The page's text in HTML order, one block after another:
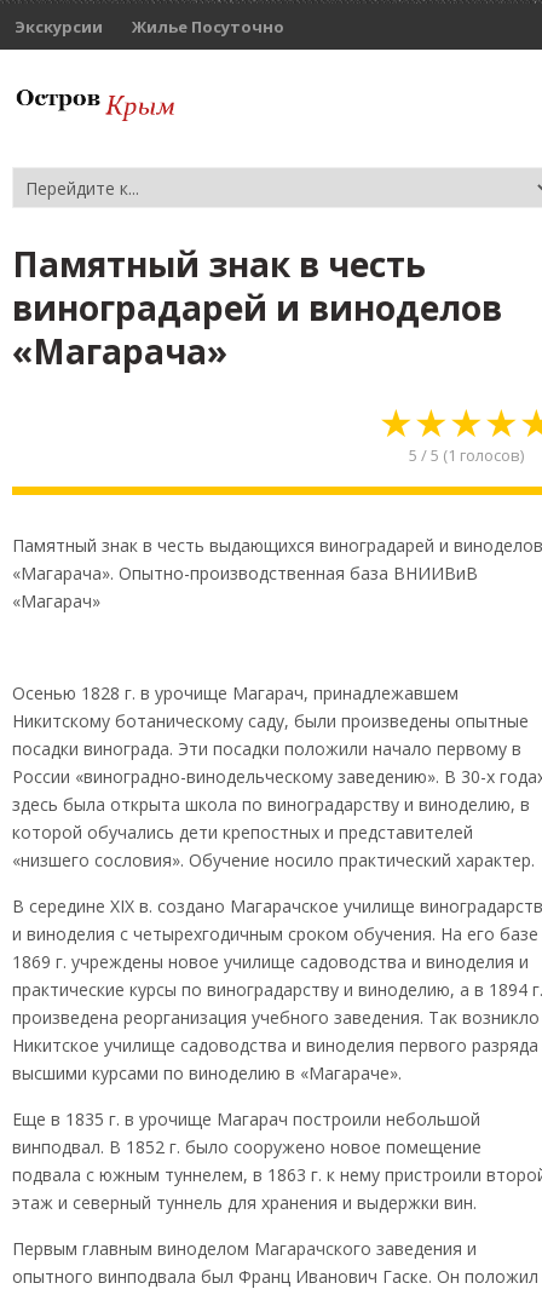
Экскурсии Жилье Посуточно
Памятный знак в честь
виноградарей и виноделов
«Магарача»
★★★★
5 /5 (1 голосов)
Памятный знак в честь выдающихся виноградарей и виноделов
«Магарача». Опытно-производственная база ВНИИВиВ
«Магарач»
Осенью 1828 г. в урочище Магарач, принадлежавшем
Никитскому ботаническому саду, были произведены опытные
посадки винограда. Эти посадки положили начало первому в
России «виноградно-винодельческому заведению». В 30-х
здесь была открыта школа по виноградарству и виноделию, в
которой обучались дети крепостных и представителей
«низшего сословия». Обучение носило практический характер.
В середине XIX в. создано Магарачское училище
и виноделия с четырехгодичным сроком обучения. На его базе
1869 г. учреждены новое училище садоводства и виноделия и
практические курсы по виноградарству и виноделию, а в 1894 г.
произведена реорганизация учебного заведения. Так возникло
Никитское училище садоводства и виноделия первого разряда
высшими курсами по виноделию в «Магараче».
Еще в 1835 г. в урочище Магарач построили небольшой
винподвал. В 1852 г. было сооружено новое помещение
подвала с южным туннелем, в 1863 г. к нему пристроили
этаж и северный туннель для хранения и выдержки вин.
Первым главным виноделом Магарачского заведения и
опытного винподвала был Франц Иванович Гаске. Он положил